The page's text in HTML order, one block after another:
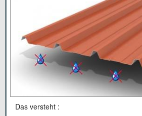
Das versteht :